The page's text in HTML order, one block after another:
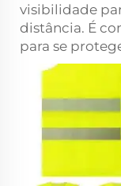
visibilidade
distância. É
para se